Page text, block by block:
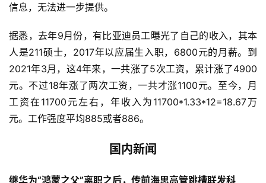
信息，无法进一步提供。
据悉，去年9月份，有比亚迪员工曝光了自己的收入，其本
人是211硕士，2017年以应届生入职，6800元的月薪。到
2021年3月，这4年来，一共涨了5次工资，累计涨了4900
元。不过18年涨了两次工资，一共才涨1100元。至今，月
工资在11700元左右，年收入为11700*1.33*12=18.67万
元。工作强度平均885或者886。
国内新闻
继华为“鸿蒙之父”离职之后，传前海思高管跳槽联发科